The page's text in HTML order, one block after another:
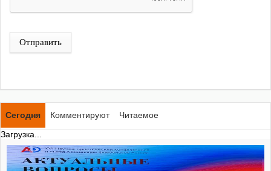
Отправить
Сегодня Комментируют
Читаемое
Загрузка...